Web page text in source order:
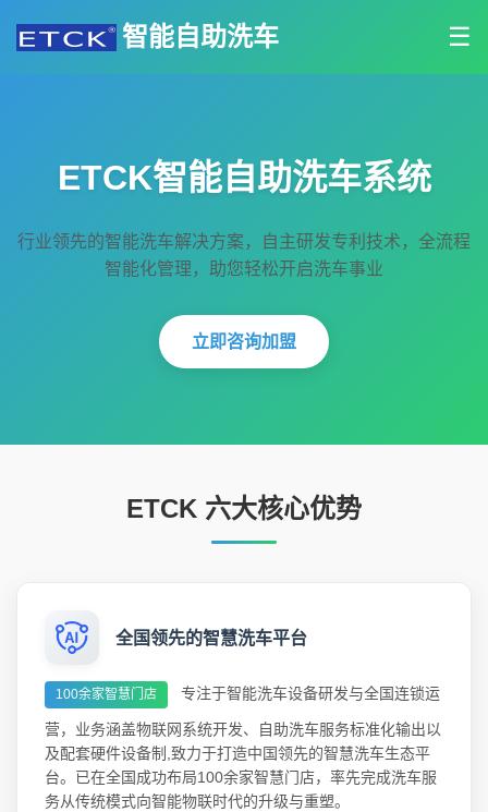
智能自助洗车 ☰
ETCK智能自助洗车系统
行业领先的智能洗车解决方案，自主研发专利技术，全流程
智能化管理，助您轻松开启洗车事业
立即咨询加盟
ETCK 六大核心优势
全国领先的智慧洗车平台
100余家智慧门店 专注于智能洗车设备研发与全国连锁运
营，业务涵盖物联网系统开发、自助洗车服务标准化输出以
及配套硬件设备制,致力于打造中国领先的智慧洗车生态平
台。已在全国成功布局100余家智慧门店，率先完成洗车服
务从传统模式向智能物联时代的升级与重塑。